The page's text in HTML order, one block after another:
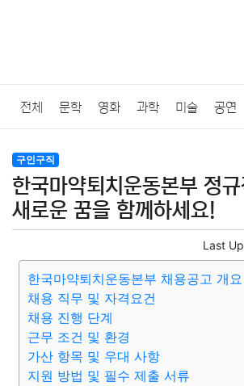
전체 문학 영화 과학 미술 공연
법률
질병 가요 방송 일상 주식 암호
미용
요리 상품리뷰 원예 금융 게임
대출 자동차 취미
종교 사회 정치 건강 의료
구인구직
한국마약퇴치운동본부 정
새로운 꿈을 함께하세요!
Last
한국마약퇴치운동본부 채용공고 개요
채용 직무 및 자격요건
채용 진행 단계
근무 조건 및 환경
가산 항목 및 우대 사항
지원 방법 및 필수 제출 서류